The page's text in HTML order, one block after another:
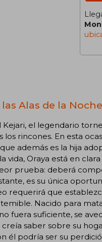
Alas de la
Kejari, el legendario
rincones. En esta
además es la hija
Oraya está en
prueba: deberá
es su única
requerirá que
Nacido para
fuera suficiente, se
saber sobre su
él podría ser su